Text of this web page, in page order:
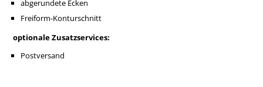
abgerundete Ecken
Freiform-Konturschnitt
optionale Zusatzservices:
Postversand